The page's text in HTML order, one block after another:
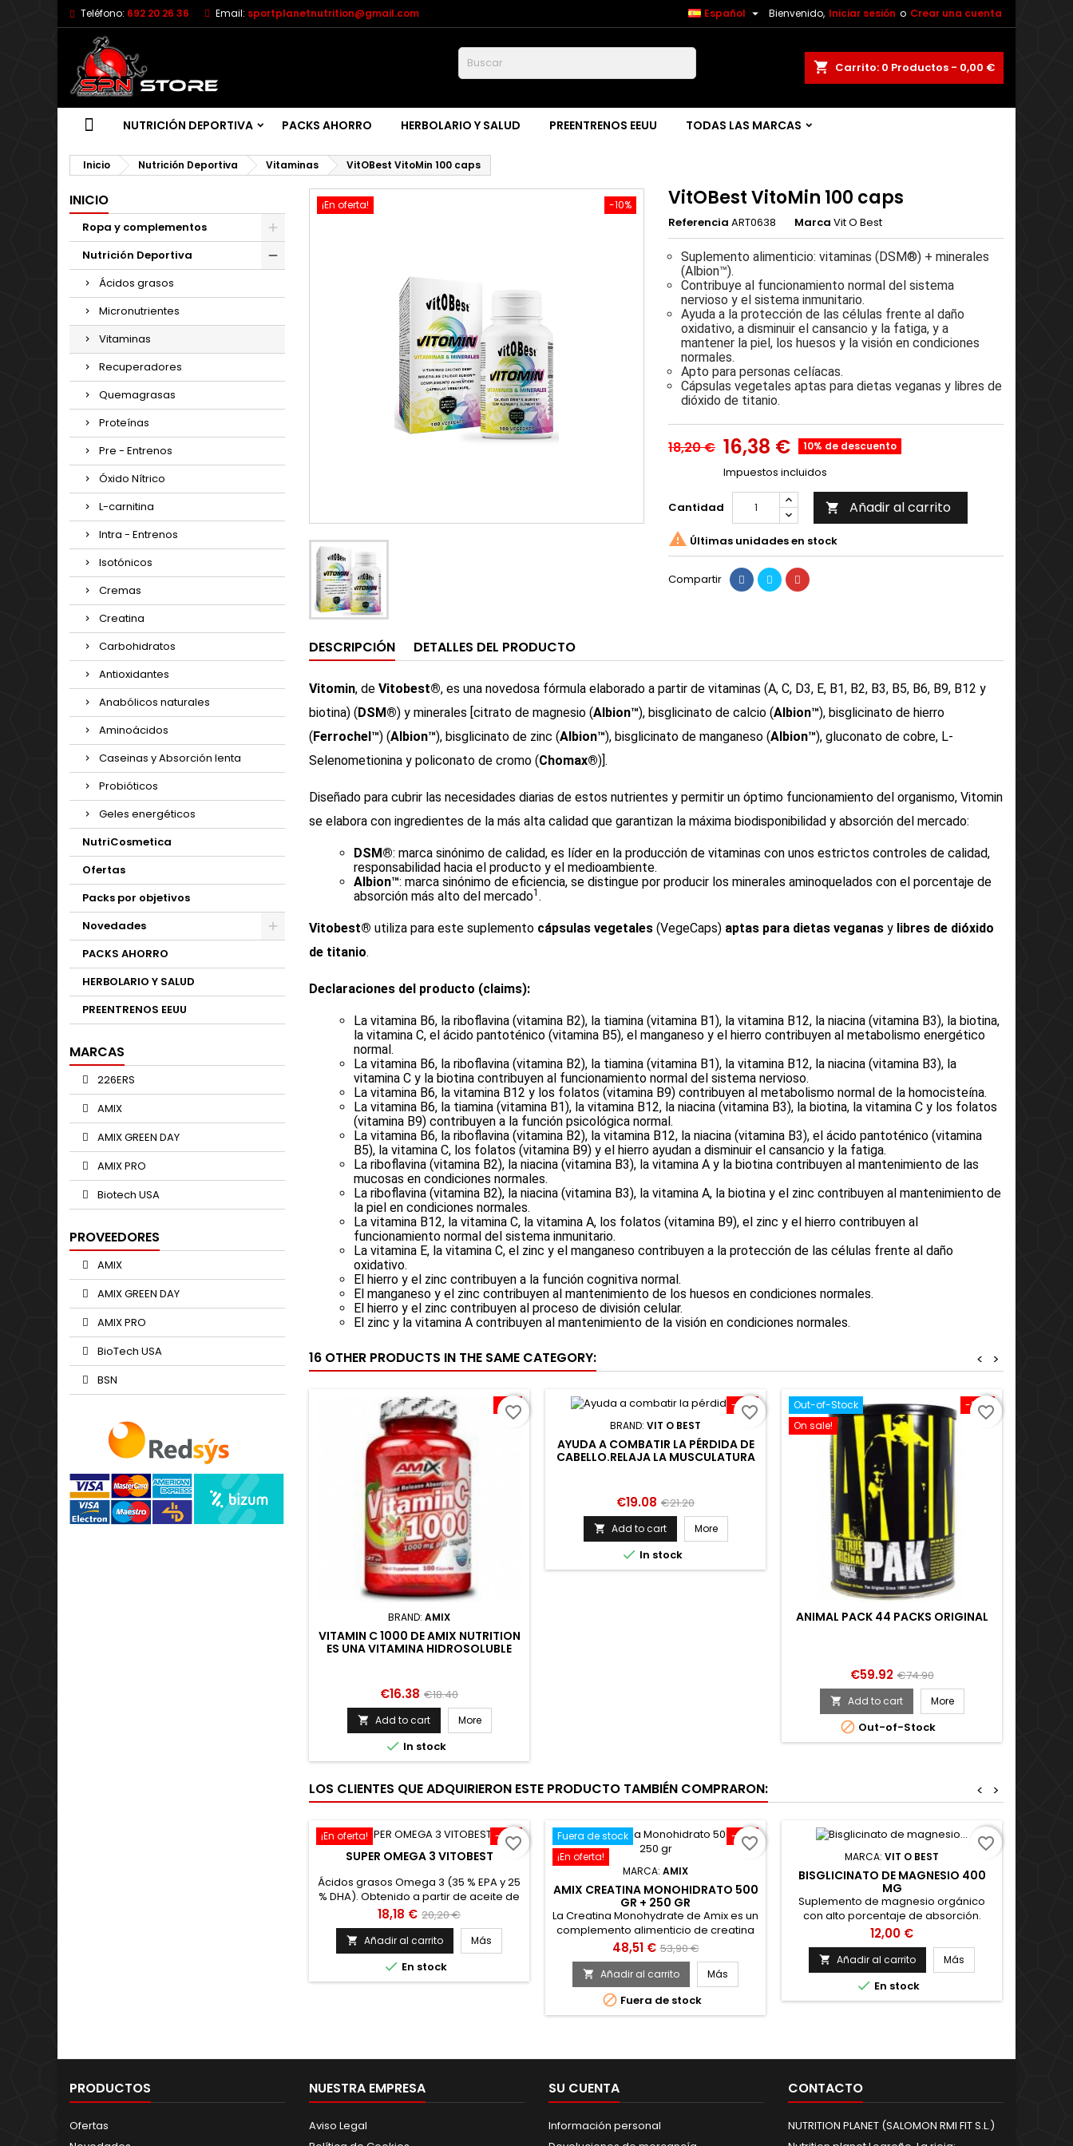
Teléfono: 692 20 26 36 Email: sportplanetnutrition@gmail.com Bienvenido, Iniciar sesión o Crear una cuenta
Español 
shopping_cart Carrito: 0 Productos - 0,00 €
Buscar
NUTRICIÓN DEPORTIVA PACKS AHORRO HERBOLARIO Y SALUD PREENTRENOS EEUU TODAS LAS MARCAS
Inicio Nutrición Deportiva Vitaminas VitOBest VitoMin 100 caps
INICIO
Ropa y complementos
Nutrición Deportiva
Ácidos grasos
Micronutrientes
Vitaminas
Recuperadores
Quemagrasas
Proteínas
Pre - Entrenos
Óxido Nítrico
L-carnitina
Intra - Entrenos
Isotónicos
Cremas
Creatina
Carbohidratos
Antioxidantes
Anabólicos naturales
Aminoácidos
Caseinas y Absorción lenta
Probióticos
Geles energéticos
NutriCosmetica
Ofertas
Packs por objetivos
Novedades
PACKS AHORRO
HERBOLARIO Y SALUD
PREENTRENOS EEUU
MARCAS
226ERS
AMIX
AMIX GREEN DAY
AMIX PRO
Biotech USA
PROVEEDORES
AMIX
AMIX GREEN DAY
AMIX PRO
BioTech USA
BSN
-10%
¡En oferta! VitOBest VitoMin 100 caps
Referencia ART0638 Marca Vit O Best
Suplemento alimenticio: vitaminas (DSM®) + minerales
(Albion™).
Contribuye al funcionamiento normal del sistema
nervioso y el sistema inmunitario.
Ayuda a la protección de las células frente al daño
oxidativo, a disminuir el cansancio y la fatiga, y a
mantener la piel, los huesos y la visión en condiciones
normales.
Apto para personas celíacas.
Cápsulas vegetales aptas para dietas veganas y libres de
dióxido de titanio.
18,20 € 16,38 € 10% de descuento
Impuestos incluidos
Cantidad  Añadir al carrito
 Últimas unidades en stock
Compartir
DESCRIPCIÓN DETALLES DEL PRODUCTO
Vitomin, de Vitobest®, es una novedosa fórmula elaborado a partir de vitaminas (A, C, D3, E, B1, B2, B3, B5, B6, B9, B12 y
biotina) (DSM®) y minerales [citrato de magnesio (Albion™), bisglicinato de calcio (Albion™), bisglicinato de hierro
(Ferrochel™) (Albion™), bisglicinato de zinc (Albion™), bisglicinato de manganeso (Albion™), gluconato de cobre, L-
Selenometionina y policonato de cromo (Chomax®)].
Diseñado para cubrir las necesidades diarias de estos nutrientes y permitir un óptimo funcionamiento del organismo, Vitomin
se elabora con ingredientes de la más alta calidad que garantizan la máxima biodisponibilidad y absorción del mercado:
DSM®: marca sinónimo de calidad, es líder en la producción de vitaminas con unos estrictos controles de calidad,
responsabilidad hacia el producto y el medioambiente.
Albion™: marca sinónimo de eficiencia, se distingue por producir los minerales aminoquelados con el porcentaje de
absorción más alto del mercado1 .
Vitobest® utiliza para este suplemento cápsulas vegetales (VegeCaps) aptas para dietas veganas y libres de dióxido
de titanio.
Declaraciones del producto (claims):
La vitamina B6, la riboflavina (vitamina B2), la tiamina (vitamina B1), la vitamina B12, la niacina (vitamina B3), la biotina,
la vitamina C, el ácido pantoténico (vitamina B5), el manganeso y el hierro contribuyen al metabolismo energético
normal.
La vitamina B6, la riboflavina (vitamina B2), la tiamina (vitamina B1), la vitamina B12, la niacina (vitamina B3), la
vitamina C y la biotina contribuyen al funcionamiento normal del sistema nervioso.
La vitamina B6, la vitamina B12 y los folatos (vitamina B9) contribuyen al metabolismo normal de la homocisteína.
La vitamina B6, la tiamina (vitamina B1), la vitamina B12, la niacina (vitamina B3), la biotina, la vitamina C y los folatos
(vitamina B9) contribuyen a la función psicológica normal.
La vitamina B6, la riboflavina (vitamina B2), la vitamina B12, la niacina (vitamina B3), el ácido pantoténico (vitamina
B5), la vitamina C, los folatos (vitamina B9) y el hierro ayudan a disminuir el cansancio y la fatiga.
La riboflavina (vitamina B2), la niacina (vitamina B3), la vitamina A y la biotina contribuyen al mantenimiento de las
mucosas en condiciones normales.
La riboflavina (vitamina B2), la niacina (vitamina B3), la vitamina A, la biotina y el zinc contribuyen al mantenimiento de
la piel en condiciones normales.
La vitamina B12, la vitamina C, la vitamina A, los folatos (vitamina B9), el zinc y el hierro contribuyen al
funcionamiento normal del sistema inmunitario.
La vitamina E, la vitamina C, el zinc y el manganeso contribuyen a la protección de las células frente al daño
oxidativo.
El hierro y el zinc contribuyen a la función cognitiva normal.
El manganeso y el zinc contribuyen al mantenimiento de los huesos en condiciones normales.
El hierro y el zinc contribuyen al proceso de división celular.
El zinc y la vitamina A contribuyen al mantenimiento de la visión en condiciones normales.
16 OTHER PRODUCTS IN THE SAME CATEGORY: >
<
-11%
BRAND: AMIX
VITAMIN C 1000 DE AMIX NUTRITION
ES UNA VITAMINA HIDROSOLUBLE
UN COMPUES
Price
€16.38 Regular
price
€18.40
 Add to cart More
 In stock
favorite_border
-10%
BRAND: VIT O BEST
AYUDA A COMBATIR LA PÉRDIDA DE
CABELLO.RELAJA LA MUSCULATURA
FUNCIONE
Price
€19.08 Regular
price
€21.20
 Add to cart More
 In stock
favorite_border -20%
Out-of-Stock
On sale!
ANIMAL PACK 44 PACKS ORIGINAL
Price
€59.92 Regular
price
€74.90
 Add to cart More
 Out-of-Stock
favorite_border
LOS CLIENTES QUE ADQUIRIERON ESTE PRODUCTO TAMBIÉN COMPRARON: >
<
-10%
¡En oferta!
SUPER OMEGA 3 VITOBEST
Ácidos grasos Omega 3 (35 % EPA y 25
% DHA). Obtenido a partir de aceite de
pescado destilado molecularmente.
Ayuda a mantener el funcionamiento
normal del corazón, el cerebro y la
visión. Apto para personas celíacas.
Precio
18,18 € Precio
base
20,20 €
 Añadir al carrito Más
 En stock
favorite_border -10%
Fuera de stock
¡En oferta!
MARCA: AMIX
AMIX CREATINA MONOHIDRATO 500
GR + 250 GR
La Creatina Monohydrate de Amix es un
complemento alimenticio de creatina
monohidrato testada con HPLC,
sistema que garantiza la
creatina totalmente libre de
impurezas, mejora el rendimiento
físico en series sucesivas de ejercicios
breves de alta intensidad El
de energía...
Precio
48,51 € Precio
base
53,90 €
 Añadir al carrito Más
 Fuera de stock
favorite_border
MARCA: VIT O BEST
BISGLICINATO DE MAGNESIO 400
MG
Suplemento de magnesio orgánico
con alto porcentaje de absorción.
Contiene bisglicinato de magnesio
(Albion™). Ayuda a mantener el
equilibrio electrolítico, el metabolismo
energético, los huesos y los dientes en
condiciones normales. Contribuye a
disminuir el cansancio y la fatiga, y a
Precio
12,00 €
 Añadir al carrito Más
 En stock
favorite_border
PRODUCTOS
Ofertas
NUESTRA EMPRESA
Aviso Legal
SU CUENTA
Información personal
CONTACTO
NUTRITION PLANET (SALOMON RMI FIT S.L.)